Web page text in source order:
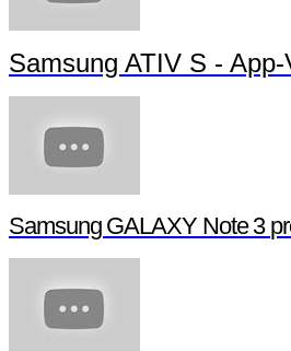
Samsung ATIV S - App-
Samsung GALAXY Note 3 presents The